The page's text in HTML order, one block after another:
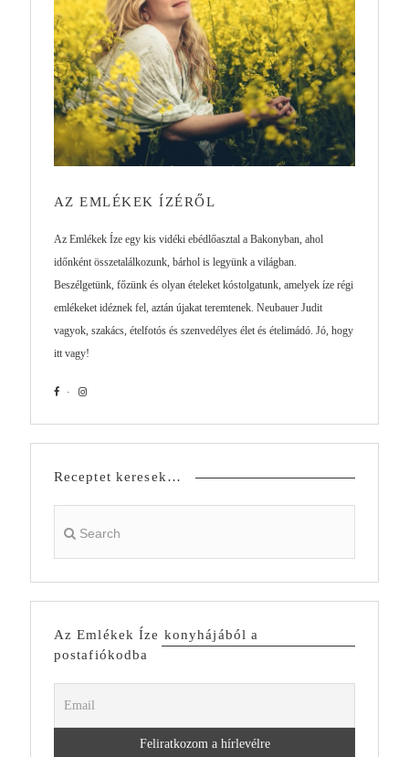
AZ EMLÉKEK ÍZÉRŐL
Az Emlékek Íze egy kis vidéki ebédlőasztal a Bakonyban, ahol
időnként összetalálkozunk, bárhol is legyünk a világban.
Beszélgetünk, főzünk és olyan ételeket kóstolgatunk, amelyek íze régi
emlékeket idéznek fel, aztán újakat teremtenek. Neubauer Judit
vagyok, szakács, ételfotós és szenvedélyes élet és ételimádó. Jó, hogy
itt vagy!
Receptet keresek…
Az Emlékek Íze konyhájából a
postafiókodba